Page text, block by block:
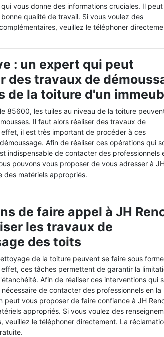
vous donne des informations cruciales. Il
qualité de travail. Si vous voulez des
veuillez le téléphoner
: un expert qui peut
des travaux de
de la toiture d'un
85600, les tuiles au niveau de la toiture
Il faut alors réaliser des travaux de
effet, il est très important de procéder à ces
Afin de réaliser ces opérations qui
indispensable de contacter des professionnels
pouvons vous proposer de vous adresser à
des matériels appropriés.
de faire appel à JH
les travaux de
des toits
de la toiture peuvent se faire sous
effet, ces tâches permettent de garantir la
Afin de réaliser ces interventions qui
de contacter des professionnels en la
peut vous proposer de faire confiance à JH
appropriés. Si vous voulez des
veuillez le téléphoner directement. La